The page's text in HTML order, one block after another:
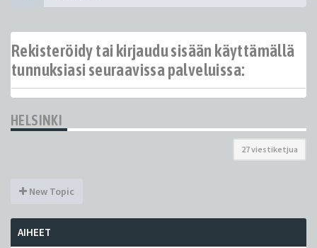
Rekisteröidy tai kirjaudu sisään käyttämällä
tunnuksiasi seuraavissa palveluissa:
HELSINKI
27 viestiketjua
New Topic
AIHEET